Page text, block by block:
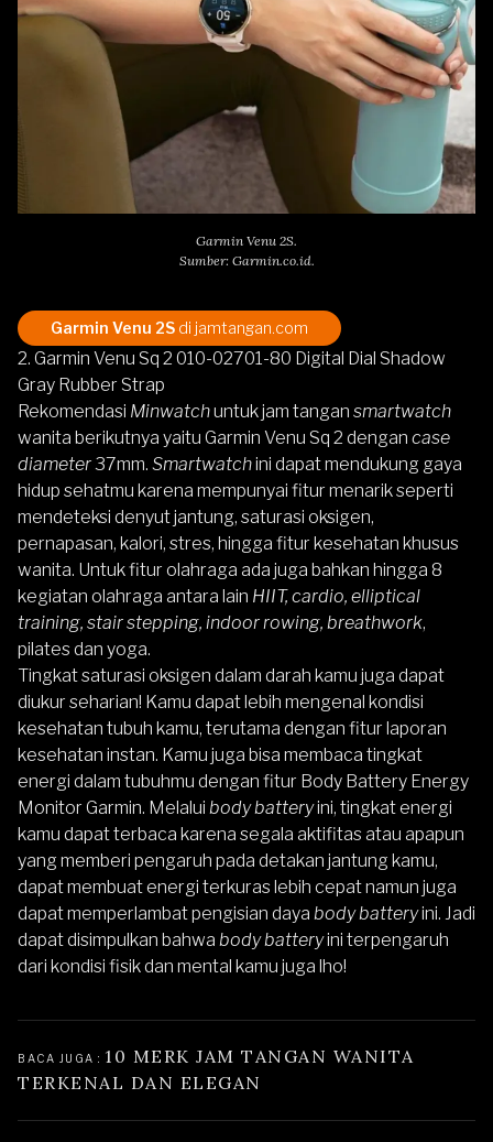
Garmin Venu 2S.
Sumber: Garmin.co.id.
Garmin Venu 2S di jamtangan.com
2. Garmin Venu Sq 2 010-02701-80 Digital Dial Shadow
Gray Rubber Strap
Rekomendasi Minwatchuntuk jam tangan smartwatch
wanita berikutnya yaitu Garmin Venu Sq 2 dengan case
diameter37mm. Smartwatchini dapat mendukung gaya
hidup sehatmu karena mempunyai fitur menarik seperti
mendeteksi denyut jantung, saturasi oksigen,
pernapasan, kalori, stres, hingga fitur kesehatan khusus
wanita. Untuk fitur olahraga ada juga bahkan hingga 8
kegiatan olahraga antara lain HIIT, cardio, elliptical
training, stair stepping, indoor rowing, breathwork,
pilates dan yoga.
Tingkat saturasi oksigen dalam darah kamu juga dapat
diukur seharian! Kamu dapat lebih mengenal kondisi
kesehatan tubuh kamu, terutama dengan fitur laporan
kesehatan instan. Kamu juga bisa membaca tingkat
energi dalam tubuhmu dengan fitur Body Battery Energy
Monitor Garmin. Melalui body batteryini, tingkat energi
kamu dapat terbaca karena segala aktifitas atau apapun
yang memberi pengaruh pada detakan jantung kamu,
dapat membuat energi terkuras lebih cepat namun juga
dapat memperlambat pengisian daya body batteryini. Jadi
dapat disimpulkan bahwa body batteryini terpengaruh
dari kondisi fisik dan mental kamu juga lho!
BACA JUGA : 10 MERK JAM TANGAN WANITA
TERKENAL DAN ELEGAN